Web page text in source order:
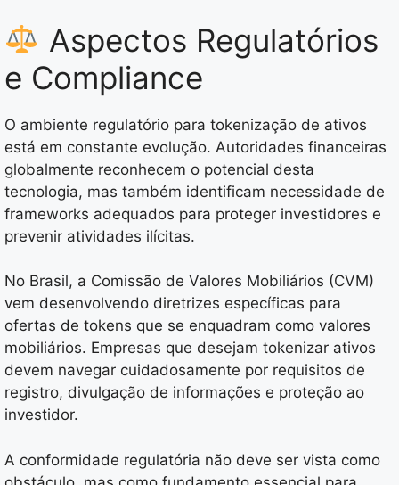
Aspectos Regulatórios
e Compliance
O ambiente regulatório para tokenização de ativos
está em constante evolução. Autoridades financeiras
globalmente reconhecem o potencial desta
tecnologia, mas também identificam necessidade de
frameworks adequados para proteger investidores e
prevenir atividades ilícitas.
No Brasil, a Comissão de Valores Mobiliários (CVM)
vem desenvolvendo diretrizes específicas para
ofertas de tokens que se enquadram como valores
mobiliários. Empresas que desejam tokenizar ativos
devem navegar cuidadosamente por requisitos de
registro, divulgação de informações e proteção ao
investidor.
A conformidade regulatória não deve ser vista como